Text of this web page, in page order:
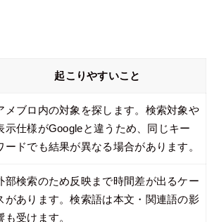
起こりやすいこと
メブロ内の対象を探します。検索対象や
示仕様がGoogleと違うため、同じキー
ードでも結果が異なる場合があります。
部検索のため反映まで時間差が出るケー
があります。検索語は本文・関連語の影
も受けます。